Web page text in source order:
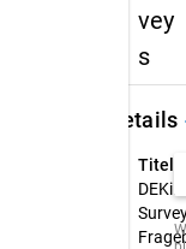
vey
s
Details
Titel:
DEKiF-